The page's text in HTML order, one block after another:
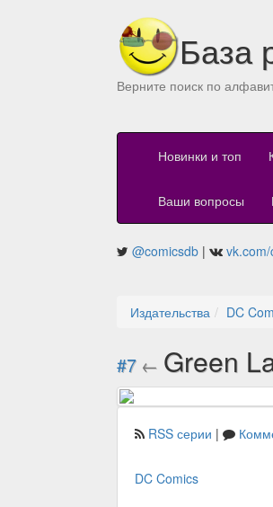
База
Верните поиск по
Новинки и топ
Ваши вопросы
@comicsdb |
Издательства DC
#7 ← Green
RSS серии |
DC Comics